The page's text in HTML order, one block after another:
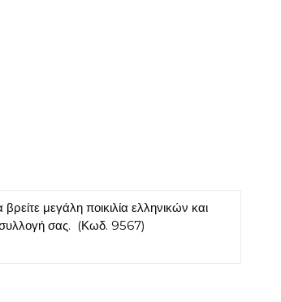
μεγάλη ποικιλία ελληνικών και
σας. (Κωδ. 9567)